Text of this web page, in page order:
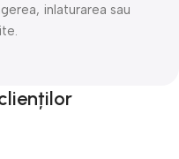
inlaturarea sau